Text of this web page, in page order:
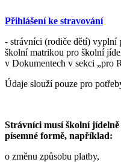
Přihlášení ke stravování
- strávníci (rodiče dětí) vyplní
školní matrikou pro školní
v Dokumentech v sekci „pro
Údaje slouží pouze pro
Strávníci musí školní
písemné formě, například:
o změnu způsobu platby,